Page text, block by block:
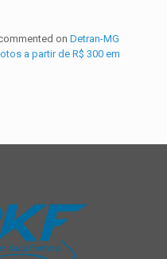
on Detran-MG
a partir de R$ 300 em